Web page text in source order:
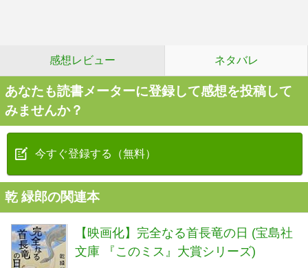
感想レビュー ネタバレ
あなたも読書メーターに登録して感想を投稿して
みませんか？
今すぐ登録する（無料）
乾 緑郎の関連本
【映画化】完全なる首長竜の日 (宝島社
文庫 『このミス』大賞シリーズ)